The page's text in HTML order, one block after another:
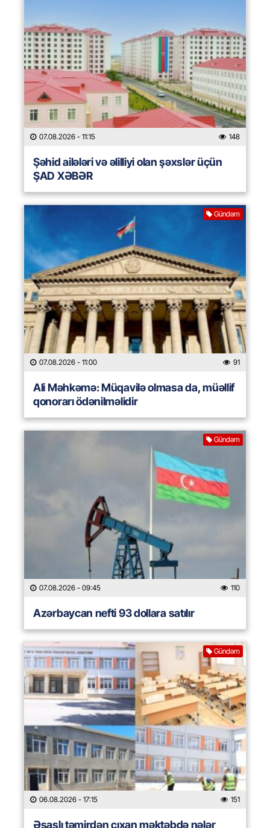
07.08.2026 - 11:15 148
Şəhid ailələri və əlilliyi olan şəxslər üçün
ŞAD XƏBƏR
Gündəm
07.08.2026 - 11:00 91
Ali Məhkəmə: Müqavilə olmasa da, müəllif
qonorarı ödənilməlidir
Gündəm
07.08.2026 - 09:45 110
Azərbaycan nefti 93 dollara satılır
Gündəm
06.08.2026 - 17:15 151
Əsaslı təmirdən çıxan məktəbdə nələr